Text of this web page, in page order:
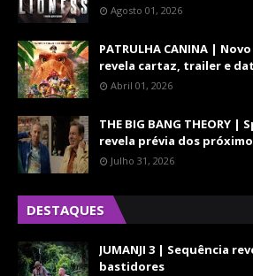
Agosto 01, 2026
PATRULHA CANINA |
revela cartaz, trailer e
Abril 01, 2026
THE BIG BANG THEORY
revela prévia dos
Julho 31, 2026
DESTAQUES
JUMANJI 3 | Sequência
bastidores